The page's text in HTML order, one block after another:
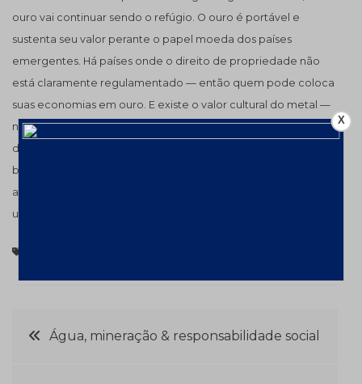
ouro vai continuar sendo o refúgio. O ouro é portável e
sustenta seu valor perante o papel moeda dos países
emergentes. Há países onde o direito de propriedade não
está claramente regulamentado — então quem pode coloca
suas economias em ouro. E existe o valor cultural do metal —
na Índia, as mulheres quando se casam querem ganhar jóias
de ouro dos pais e não as trocariam por certificados de
barrinhas de ouro depositadas em banco. E ele ainda
arrematou: se tivesse que começar tudo de novo hoje, seria
um minerador.
Navegação
Água, mineração & responsabilidade social
X